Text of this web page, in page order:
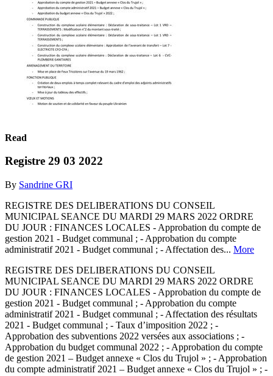
Read
Registre 29 03 2022
By Sandrine GRI
REGISTRE DES DELIBERATIONS DU CONSEIL
MUNICIPAL SEANCE DU MARDI 29 MARS 2022 ORDRE
DU JOUR : FINANCES LOCALES - Approbation du compte de
gestion 2021 - Budget communal ; - Approbation du compte
administratif 2021 - Budget communal ; - Affectation des... More
REGISTRE DES DELIBERATIONS DU CONSEIL
MUNICIPAL SEANCE DU MARDI 29 MARS 2022 ORDRE
DU JOUR : FINANCES LOCALES - Approbation du compte de
gestion 2021 - Budget communal ; - Approbation du compte
administratif 2021 - Budget communal ; - Affectation des résultats
2021 - Budget communal ; - Taux d’imposition 2022 ; -
Approbation des subventions 2022 versées aux associations ; -
Approbation du budget communal 2022 ; - Approbation du compte
de gestion 2021 – Budget annexe « Clos du Trujol » ; - Approbation
du compte administratif 2021 – Budget annexe « Clos du Trujol » ; -